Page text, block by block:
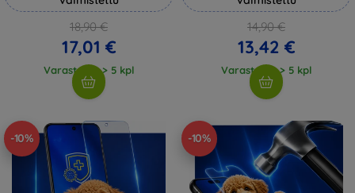
18,90 €
17,01 €
Varastossa > 5 kpl
14,90 €
13,42 €
Varastossa > 5 kpl
-10% -10%